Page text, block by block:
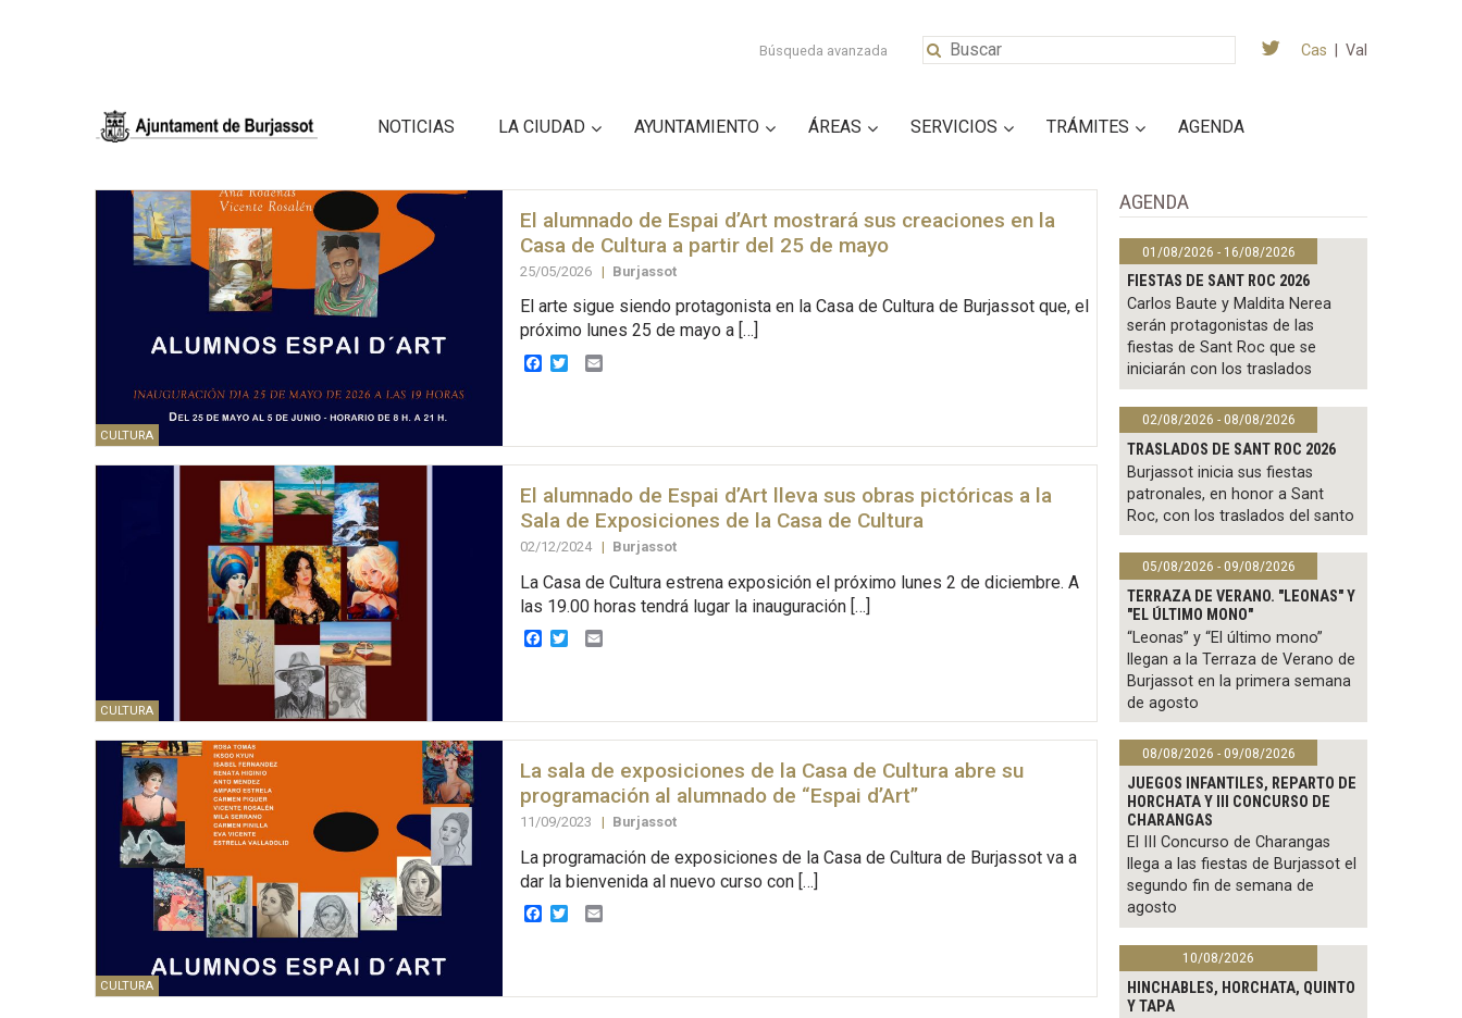
Búsqueda avanzada Cas Val
NOTICIAS LA CIUDAD AYUNTAMIENTO ÁREAS SERVICIOS TRÁMITES AGENDA
CULTURA
El alumnado de Espai d’Art mostrará sus creaciones en la
Casa de Cultura a partir del 25 de mayo
25/05/2026 | Burjassot
El arte sigue siendo protagonista en la Casa de Cultura de Burjassot que, el
próximo lunes 25 de mayo a […]
Facebook
TwitterEmail
CULTURA
El alumnado de Espai d’Art lleva sus obras pictóricas a la
Sala de Exposiciones de la Casa de Cultura
02/12/2024 | Burjassot
La Casa de Cultura estrena exposición el próximo lunes 2 de diciembre. A
las 19.00 horas tendrá lugar la inauguración […]
Facebook
TwitterEmail
CULTURA
La sala de exposiciones de la Casa de Cultura abre su
programación al alumnado de “Espai d’Art”
11/09/2023 | Burjassot
La programación de exposiciones de la Casa de Cultura de Burjassot va a
dar la bienvenida al nuevo curso con […]
Facebook
TwitterEmail
AGENDA
01/08/2026 - 16/08/2026
FIESTAS DE SANT ROC 2026
Carlos Baute y Maldita Nerea
serán protagonistas de las
fiestas de Sant Roc que se
iniciarán con los traslados
02/08/2026 - 08/08/2026
TRASLADOS DE SANT ROC 2026
Burjassot inicia sus fiestas
patronales, en honor a Sant
Roc, con los traslados del santo
05/08/2026 - 09/08/2026
TERRAZA DE VERANO. "LEONAS" Y
"EL ÚLTIMO MONO"
“Leonas” y “El último mono”
llegan a la Terraza de Verano de
Burjassot en la primera semana
de agosto
08/08/2026 - 09/08/2026
JUEGOS INFANTILES, REPARTO DE
HORCHATA Y III CONCURSO DE
CHARANGAS
El III Concurso de Charangas
llega a las fiestas de Burjassot el
segundo fin de semana de
agosto
10/08/2026
HINCHABLES, HORCHATA, QUINTO
Y TAPA